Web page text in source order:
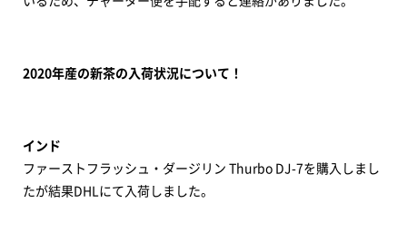
2020年産の新茶の入荷状況について！
インド
ファーストフラッシュ・ダージリン Thurbo DJ-7を購入しまし
たが結果DHLにて入荷しました。